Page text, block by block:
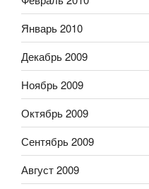
Январь 2010
Декабрь 2009
Ноябрь 2009
Октябрь 2009
Сентябрь 2009
Август 2009